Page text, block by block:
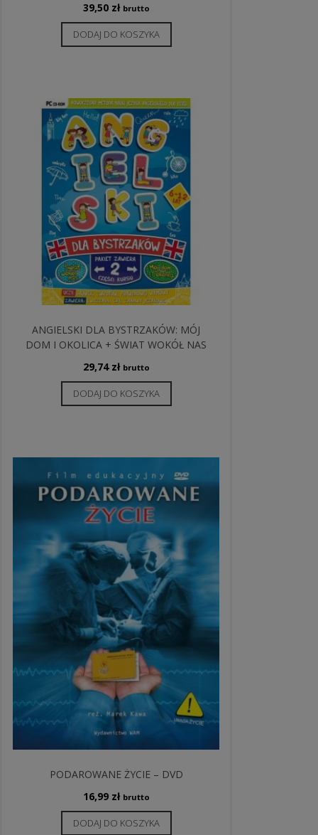
39,50 zł brutto
DODAJ DO KOSZYKA
ANGIELSKI DLA BYSTRZAKÓW: MÓJ
DOM I OKOLICA + ŚWIAT WOKÓŁ NAS
29,74 zł brutto
DODAJ DO KOSZYKA
PODAROWANE ŻYCIE – DVD
16,99 zł brutto
DODAJ DO KOSZYKA